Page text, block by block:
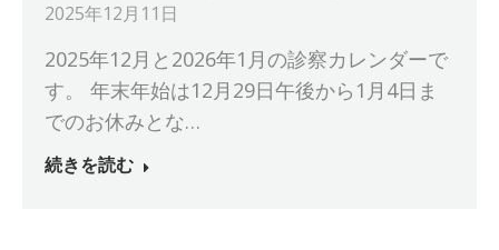
2025年12月11日
2025年12月と2026年1月の診察カレンダーで
す。 年末年始は12月29日午後から1月4日ま
でのお休みとな…
続きを読む